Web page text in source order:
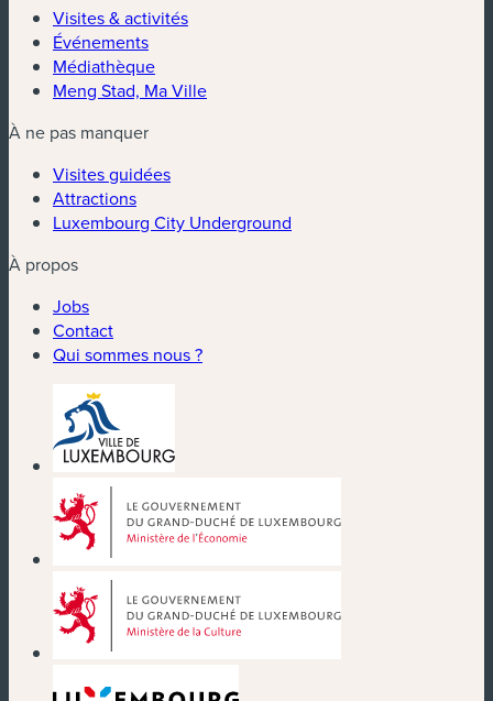
Visites & activités
Événements
Médiathèque
Meng Stad, Ma Ville
À ne pas manquer
Visites guidées
Attractions
Luxembourg City Underground
À propos
Jobs
Contact
Qui sommes nous ?